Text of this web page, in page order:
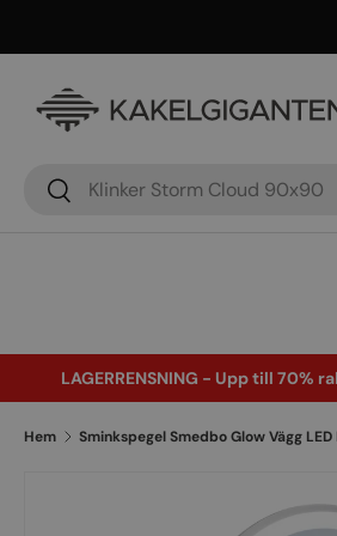
Sök
Sök
LAGERRENSNING - Upp till 70%
Hem Sminkspegel Smedbo Glow Vägg